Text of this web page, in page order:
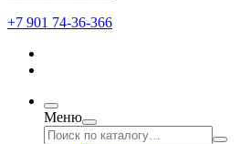
+7 901 74-36-366
Меню